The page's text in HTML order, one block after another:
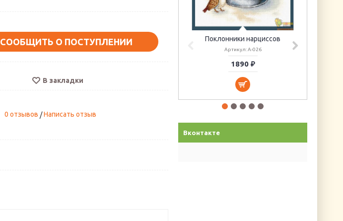
Поклонники нарциссов
Артикул: А-026
1890 ₽
Вконтакте
СООБЩИТЬ О ПОСТУПЛЕНИИ
В закладки
0 отзывов /Написать отзыв